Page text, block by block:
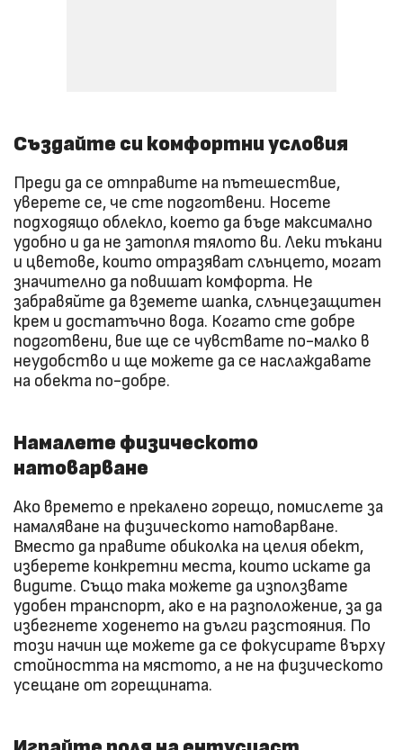
Създайте си комфортни условия
Преди да се отправите на пътешествие,
уверете се, че сте подготвени. Носете
подходящо облекло, което да бъде максимално
удобно и да не затопля тялото ви. Леки тъкани
и цветове, които отразяват слънцето, могат
значително да повишат комфорта. Не
забравяйте да вземете шапка, слънцезащитен
крем и достатъчно вода. Когато сте добре
подготвени, вие ще се чувствате по-малко в
неудобство и ще можете да се наслаждавате
на обекта по-добре.
Намалете физическото
натоварване
Ако времето е прекалено горещо, помислете за
намаляване на физическото натоварване.
Вместо да правите обиколка на целия обект,
изберете конкретни места, които искате да
видите. Също така можете да използвате
удобен транспорт, ако е на разположение, за да
избегнете ходенето на дълги разстояния. По
този начин ще можете да се фокусирате върху
стойността на мястото, а не на физическото
усещане от горещината.